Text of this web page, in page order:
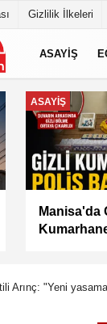
Gizlilik İlkeleri
ASAYİŞ
GÜNDEM
Akademi
Eğitimler
Arınç: "Yeni